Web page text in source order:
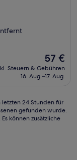
Der
Preis
beträgt
57 €
Steuern & Gebühren
16. Aug.–17. Aug.
letzten 24 Stunden für
gefunden wurde.
können zusätzliche